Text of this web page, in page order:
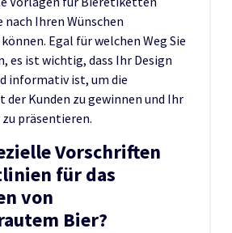
nach Ihren Wünschen
Egal für welchen Weg Sie
es ist wichtig, dass Ihr Design
informativ ist, um die
der Kunden zu gewinnen und Ihr
präsentieren.
Vorschriften
für das
von
Bier?